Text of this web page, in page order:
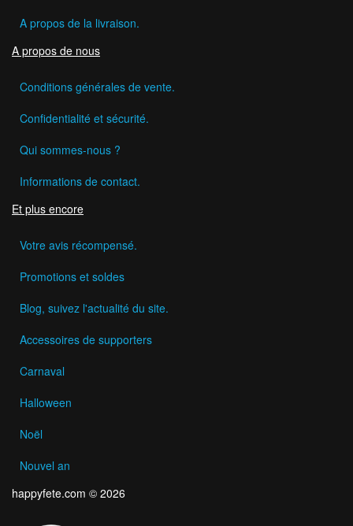
A propos de la livraison.
A propos de nous
Conditions générales de vente.
Confidentialité et sécurité.
Qui sommes-nous ?
Informations de contact.
Et plus encore
Votre avis récompensé.
Promotions et soldes
Blog, suivez l'actualité du site.
Accessoires de supporters
Carnaval
Halloween
Noël
Nouvel an
happyfete.com © 2026